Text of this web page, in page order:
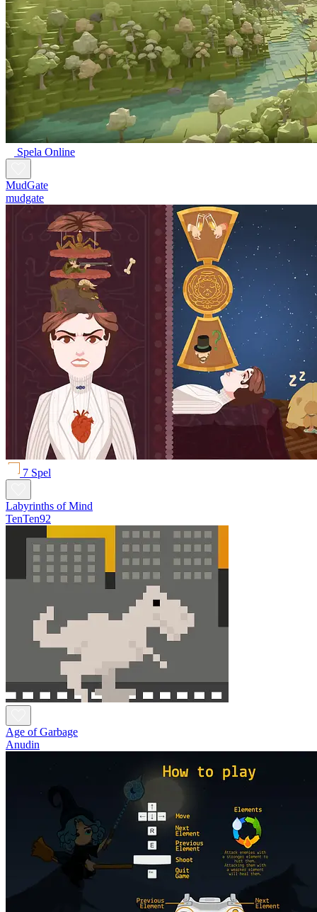
Spela Online
MudGate
mudgate
7 Spel
Labyrinths of Mind
TenTen92
Age of Garbage
Anudin